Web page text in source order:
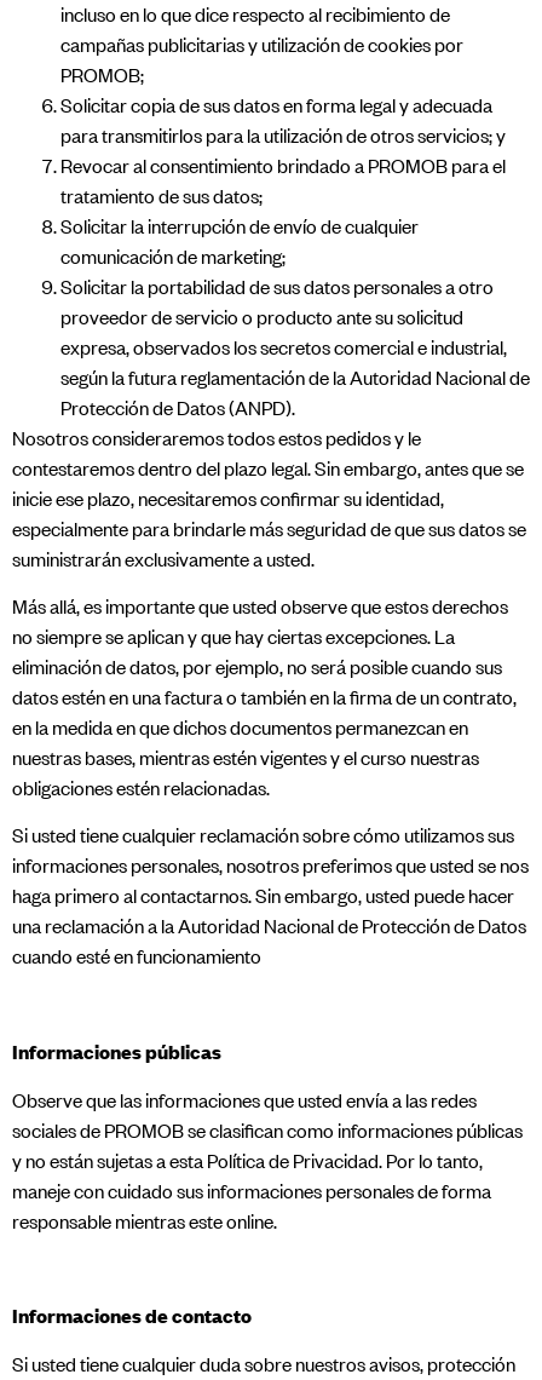
incluso en lo que dice respecto al recibimiento de
campañas publicitarias y utilización de cookies por
PROMOB;
Solicitar copia de sus datos en forma legal y adecuada
para transmitirlos para la utilización de otros servicios; y
Revocar al consentimiento brindado a PROMOB para el
tratamiento de sus datos;
Solicitar la interrupción de envío de cualquier
comunicación de marketing;
Solicitar la portabilidad de sus datos personales a otro
proveedor de servicio o producto ante su solicitud
expresa, observados los secretos comercial e industrial,
según la futura reglamentación de la Autoridad Nacional de
Protección de Datos (ANPD).
​Nosotros consideraremos todos estos pedidos y le
contestaremos dentro del plazo legal. Sin embargo, antes que se
inicie ese plazo, necesitaremos confirmar su identidad,
especialmente para brindarle más seguridad de que sus datos se
suministrarán exclusivamente a usted.
​Más allá, es importante que usted observe que estos derechos
no siempre se aplican y que hay ciertas excepciones. La
eliminación de datos, por ejemplo, no será posible cuando sus
datos estén en una factura o también en la firma de un contrato,
en la medida en que dichos documentos permanezcan en
nuestras bases, mientras estén vigentes y el curso nuestras
obligaciones estén relacionadas.
​Si usted tiene cualquier reclamación sobre cómo utilizamos sus
informaciones personales, nosotros preferimos que usted se nos
haga primero al contactarnos. Sin embargo, usted puede hacer
una reclamación a la Autoridad Nacional de Protección de Datos
cuando esté en funcionamiento
Informaciones públicas
Observe que las informaciones que usted envía a las redes
sociales de PROMOB se clasifican como informaciones públicas
y no están sujetas a esta Política de Privacidad. Por lo tanto,
maneje con cuidado sus informaciones personales de forma
responsable mientras este online.
Informaciones de contacto
Si usted tiene cualquier duda sobre nuestros avisos, protección